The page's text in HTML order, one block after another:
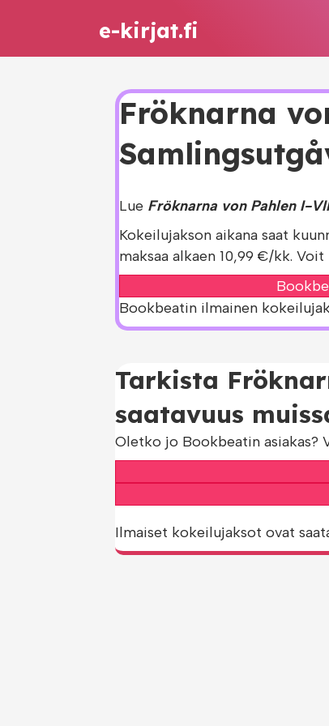
e-kirjat.fi
Fröknarna
Lue Fröknarna von Pahlen I-
Kokeilujakson aikana saat
maksaa alkaen 10,99 €/kk.
Bookbeatin ilmainen
Tarkista
saatavuus
Oletko jo Bookbeatin asiakas?
Ilmaiset kokeilujaksot ovat